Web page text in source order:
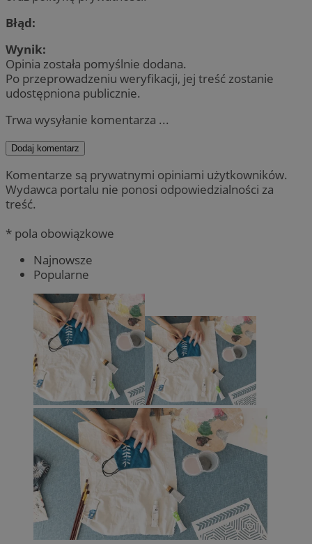
Błąd:
Wynik:
Opinia została pomyślnie dodana.
Po przeprowadzeniu weryfikacji, jej treść zostanie
udostępniona publicznie.
Trwa wysyłanie komentarza ...
Dodaj komentarz
Komentarze są prywatnymi opiniami użytkowników.
Wydawca portalu nie ponosi odpowiedzialności za
treść.
* pola obowiązkowe
Najnowsze
Popularne